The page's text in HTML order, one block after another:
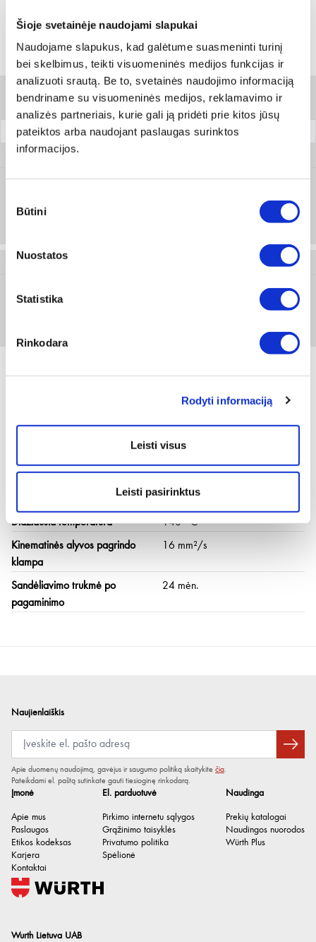
Šioje svetainėje naudojami slapukai
Naudojame slapukus, kad galėtume suasmeninti turinį
bei skelbimus, teikti visuomeninės medijos funkcijas ir
analizuoti srautą. Be to, svetainės naudojimo informaciją
bendriname su visuomeninės medijos, reklamavimo ir
analizės partneriais, kurie gali ją pridėti prie kitos jūsų
pateiktos arba naudojant paslaugas surinktos
informacijos.
pasirinkimas
Būtini
Nuostatos
Statistika
Rinkodara
Rodyti informaciją
Leisti visus
Leisti pasirinktus
Variantai
Filtrai
Pakuotė
0890 200 004
0890 300
400 ml
Talpykla Aerozolis
-10 °C
Didžiausia temperatūra 140 °C
Kinematinės alyvos pagrindo
klampa
16 mm²/s
Sandėliavimo trukmė po
pagaminimo
24 mėn.
Wurth Lietuva UAB
Įmonė
Apie mus
Paslaugos
Etikos kodeksas
Karjera
Kontaktai
El. parduotuvė
Pirkimo internetu sąlygos
Grąžinimo taisyklės
Privatumo politika
Spėlionė
Naudinga
Prekių katalogai
Naudingos nuorodos
Würth Plus
Naujienlaiškis
Apie duomenų naudojimą, gavėjus ir saugumo politiką skaitykite čia.
Pateikdami el. paštą sutinkate gauti tiesioginę rinkodarą.